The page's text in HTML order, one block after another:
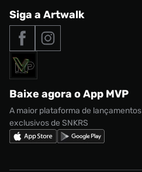
Outlet
Roupas
Acessórios
Marcas
adidas Samba
Nike Air Max
adidas Adi2000
adidas Campus
Nike Shox
Seja um franqueado
Nossas lojas
Termos de uso
Política de privacidade
Regulamento CRM/ CASHBACK
Regulamento Cupom
Central de Relacionamento
Tipos de entrega
Formas de Pagamento
Solicite seus dados
Siga a Artwalk
Baixe agora o App MVP
A maior plataforma de lançamentos
exclusivos de SNKRS